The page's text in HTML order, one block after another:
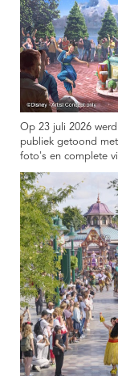
Op 23 juli 2026
publiek getoond
foto's en complete